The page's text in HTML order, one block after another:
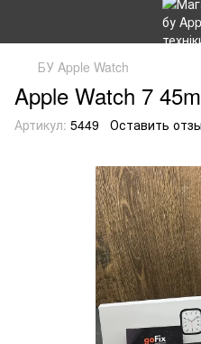
БУ Apple Watch
Apple Watch 7
Артикул: 5449 Оставить